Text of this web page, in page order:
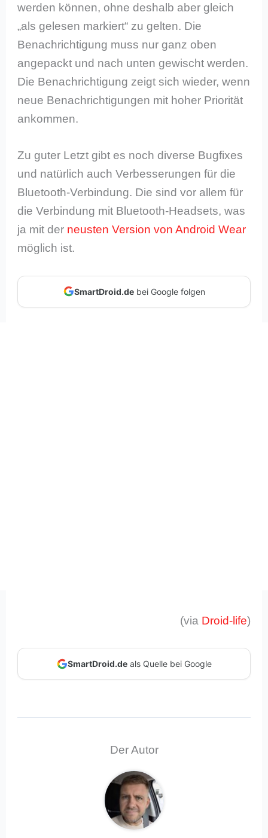
werden können, ohne deshalb aber gleich
„als gelesen markiert“ zu gelten. Die
Benachrichtigung muss nur ganz oben
angepackt und nach unten gewischt werden.
Die Benachrichtigung zeigt sich wieder, wenn
neue Benachrichtigungen mit hoher Priorität
ankommen.
Zu guter Letzt gibt es noch diverse Bugfixes
und natürlich auch Verbesserungen für die
Bluetooth-Verbindung. Die sind vor allem für
die Verbindung mit Bluetooth-Headsets, was
ja mit der neusten Version von Android Wear
möglich ist.
SmartDroid.debei Google folgen
(via Droid-life)
SmartDroid.deals Quelle bei Google
Der Autor